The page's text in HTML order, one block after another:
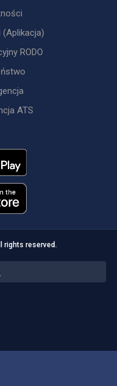
RODO
ATS
rights reserved.